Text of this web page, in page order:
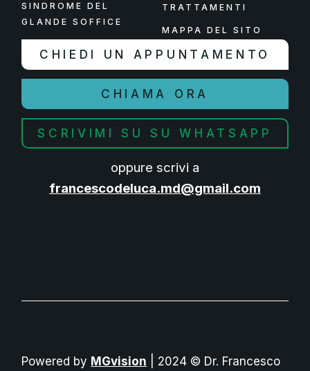
SINDROME DEL
GLANDE SOFFICE
TRATTAMENTI
MAPPA DEL SITO
CHIEDI UN APPUNTAMENTO
CHIAMA ORA
SCRIVIMI SU SU WHATSAPP
oppure scrivi a
francescodeluca.md@gmail.com
Powered by MGvision | 2024 © Dr. Francesco